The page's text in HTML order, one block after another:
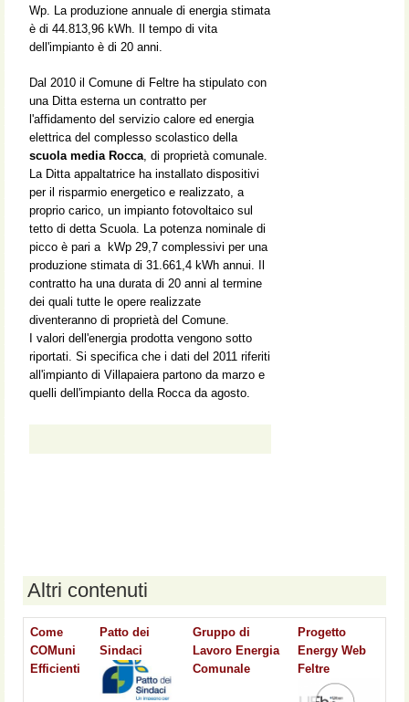
Wp. La produzione annuale di energia stimata
è di 44.813,96 kWh. Il tempo di vita
dell'impianto è di 20 anni.
Dal 2010 il Comune di Feltre ha stipulato con
una Ditta esterna un contratto per
l'affidamento del servizio calore ed energia
elettrica del complesso scolastico della
scuola media Rocca, di proprietà comunale.
La Ditta appaltatrice ha installato dispositivi
per il risparmio energetico e realizzato, a
proprio carico, un impianto fotovoltaico sul
tetto di detta Scuola. La potenza nominale di
picco è pari a kWp 29,7 complessivi per una
produzione stimata di 31.661,4 kWh annui. Il
contratto ha una durata di 20 anni al termine
dei quali tutte le opere realizzate
diventeranno di proprietà del Comune.
I valori dell'energia prodotta vengono sotto
riportati. Si specifica che i dati del 2011 riferiti
all'impianto di Villapaiera partono da marzo e
quelli dell'impianto della Rocca da agosto.
Altri contenuti
Come
COMuni
Efficienti
Patto dei
Sindaci
Gruppo di
Lavoro Energia
Comunale
Progetto
Energy Web
Feltre